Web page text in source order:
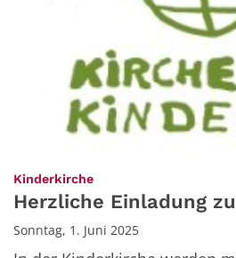
Kinderkirche:
Herzliche Einladung
Sonntag, 1. Juni 2025